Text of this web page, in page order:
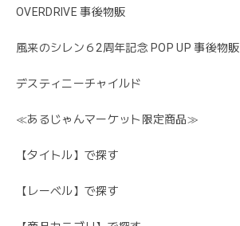
OVERDRIVE 事後物販
風来のシレン６2周年記念 POP UP 事後物販
デスティニーチャイルド
≪あるじゃんマーケット限定商品≫
【タイトル】で探す
【レーベル】で探す